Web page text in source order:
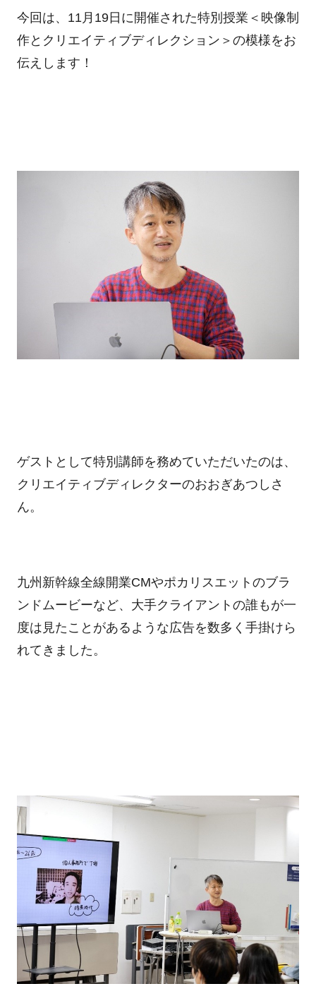
今回は、 11月 19日に開催された特別授業＜映像制
作とクリエイティブディレクション＞の模様をお
伝えします！
ゲストとして特別講師を務めていただいたのは、
クリエイティブディレクターのおおぎあつしさ
ん。
九州新幹線全線開業CMやポカリスエットのブラ
ンドムービーなど、大手クライアントの誰もが一
度は見たことがあるような広告を数多く手掛けら
れてきました。